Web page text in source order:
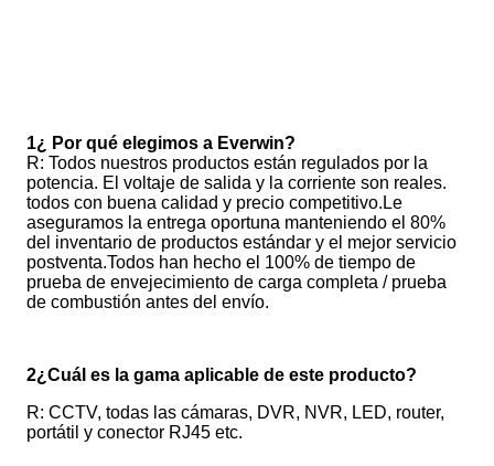
1¿ Por qué elegimos a Everwin?
R: Todos nuestros productos están regulados por la
potencia. El voltaje de salida y la corriente son reales.
todos con buena calidad y precio competitivo.Le
aseguramos la entrega oportuna manteniendo el 80%
del inventario de productos estándar y el mejor servicio
postventa.Todos han hecho el 100% de tiempo de
prueba de envejecimiento de carga completa / prueba
de combustión antes del envío.
2¿Cuál es la gama aplicable de este producto?
R: CCTV, todas las cámaras, DVR, NVR, LED, router,
portátil y conector RJ45 etc.